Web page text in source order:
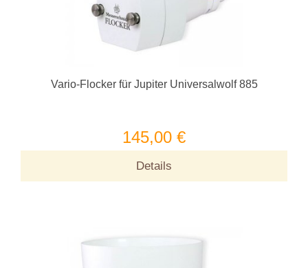
Vario-Flocker für Jupiter Universalwolf 885
145,00 €
Details